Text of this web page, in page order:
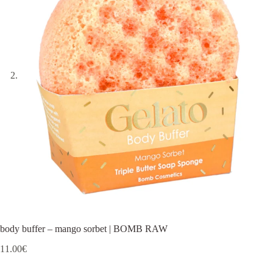
body buffer – mango sorbet | BOMB RAW
11.00€